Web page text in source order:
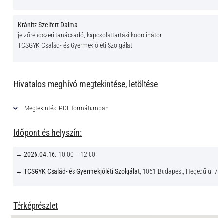
Kránitz-Szeifert Dalma
jelzőrendszeri tanácsadó, kapcsolattartási koordinátor
TCSGYK Család- és Gyermekjóléti Szolgálat
Hivatalos meghívó megtekintése, letöltése
Megtekintés .PDF formátumban
Időpont és helyszín:
→2026.04.16. 10:00 – 12:00
→TCSGYK Család- és Gyermekjóléti Szolgálat, 1061 Budapest, Hegedű u.
Térképrészlet